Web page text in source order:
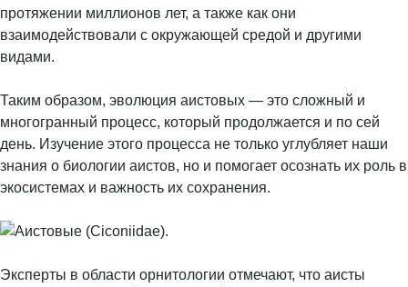
протяжении миллионов лет, а также как они
взаимодействовали с окружающей средой и другими
видами.
Таким образом, эволюция аистовых — это сложный и
многогранный процесс, который продолжается и по сей
день. Изучение этого процесса не только углубляет наши
знания о биологии аистов, но и помогает осознать их роль в
экосистемах и важность их сохранения.
Эксперты в области орнитологии отмечают, что аисты